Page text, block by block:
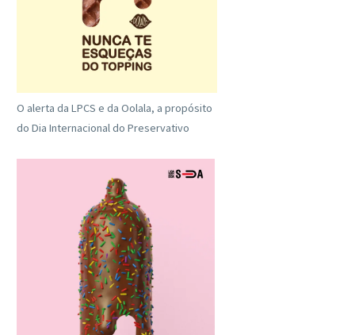
O alerta da LPCS e da Oolala, a propósito
do Dia Internacional do Preservativo